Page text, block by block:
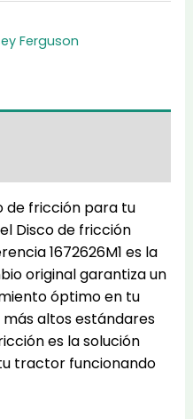
Ferguson
de fricción para tu
Disco de fricción
1672626M1 es la
original garantiza un
óptimo en tu
altos estándares
es la solución
tractor funcionando